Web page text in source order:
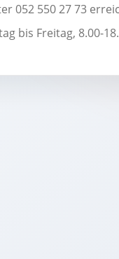
052 550 27 73
bis Freitag, 8.00-